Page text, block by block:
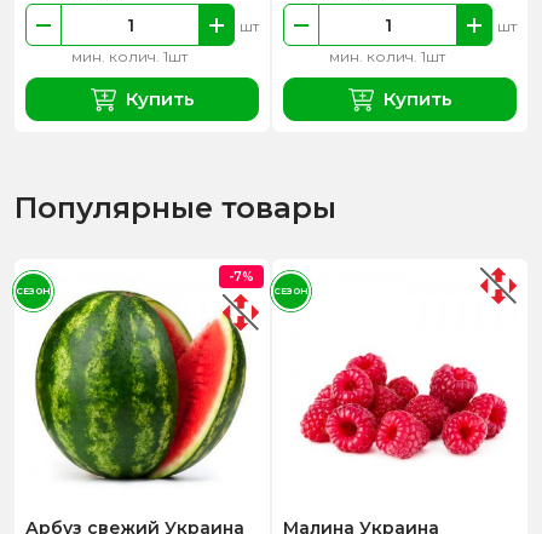
мин. колич. 1шт
шт
Купить
мин. колич. 1шт
шт
Купить
Популярные товары
Арбуз свежий Украина
-7%
СЕЗОН
Малина Украина
СЕЗОН